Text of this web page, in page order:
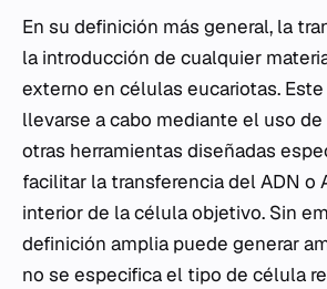
En su definición más general, la
la introducción de cualquier
externo en células eucariotas.
llevarse a cabo mediante el uso
otras herramientas diseñadas
facilitar la transferencia del ADN o
interior de la célula objetivo. Sin
definición amplia puede generar
no se especifica el tipo de célula